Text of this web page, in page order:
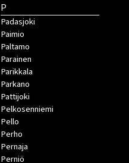
P
Padasjoki
Paimio
Paltamo
Parainen
Parikkala
Parkano
Pattijoki
Pelkosenniemi
Pello
Perho
Pernaja
Perniö